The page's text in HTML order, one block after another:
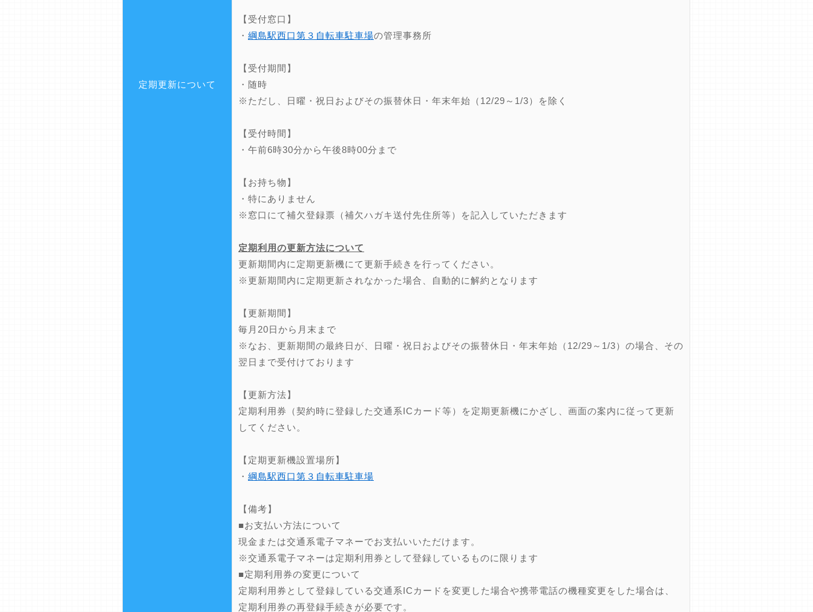
定期更新について
【受付窓口】
・ 綱島駅西口第３自転車駐車場の管理事務所
【受付期間】
・随時
※ただし、日曜・祝日およびその振替休日・年末年始（12/29～1/3）を除く
【受付時間】
・午前6時30分から午後8時00分まで
【お持ち物】
・特にありません
※窓口にて補欠登録票（補欠ハガキ送付先住所等）を記入していただきます
定期利用の更新方法について
更新期間内に定期更新機にて更新手続きを行ってください。
※更新期間内に定期更新されなかった場合、自動的に解約となります
【更新期間】
毎月20日から月末まで
※なお、更新期間の最終日が、日曜・祝日およびその振替休日・年末年始（12/29～1/3）の場合、その
翌日まで受付けております
【更新方法】
定期利用券（契約時に登録した交通系ICカード等）を定期更新機にかざし、画面の案内に従って更新
してください。
【定期更新機設置場所】
・ 綱島駅西口第３自転車駐車場
【備考】
■お支払い方法について
現金または交通系電子マネーでお支払いいただけます。
※交通系電子マネーは定期利用券として登録しているものに限ります
■定期利用券の変更について
定期利用券として登録している交通系ICカードを変更した場合や携帯電話の機種変更をした場合は、
定期利用券の再登録手続きが必要です。